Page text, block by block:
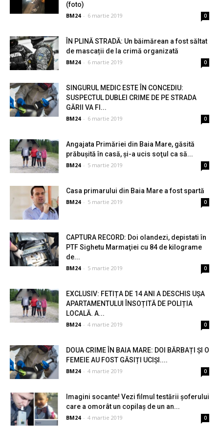
(foto)
BM24 - 6 martie 2019 0
ÎN PLINĂ STRADĂ: Un băimărean a fost săltat
de mascații de la crimă organizată
BM24 - 6 martie 2019 0
SINGURUL MEDIC ESTE ÎN CONCEDIU:
SUSPECTUL DUBLEI CRIME DE PE STRADA
GĂRII VA FI...
BM24 - 6 martie 2019 0
Angajata Primăriei din Baia Mare, găsită
prăbuşită în casă, și-a ucis soţul ca să...
BM24 - 5 martie 2019 0
Casa primarului din Baia Mare a fost spartă
BM24 - 5 martie 2019 0
CAPTURA RECORD: Doi olandezi, depistati în
PTF Sighetu Marmaţiei cu 84 de kilograme
de...
BM24 - 5 martie 2019 0
EXCLUSIV: FETIȚA DE 14 ANI A DESCHIS UȘA
APARTAMENTULUI ÎNSOȚITĂ DE POLIȚIA
LOCALĂ. A...
BM24 - 4 martie 2019 0
DOUA CRIME ÎN BAIA MARE: DOI BĂRBAȚI ȘI O
FEMEIE AU FOST GĂSIȚI UCIȘI....
BM24 - 4 martie 2019 0
Imagini socante! Vezi filmul testării șoferului
care a omorât un copilaș de un an...
BM24 - 4 martie 2019 0